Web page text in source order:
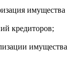
имущества
кредиторов;
имущества